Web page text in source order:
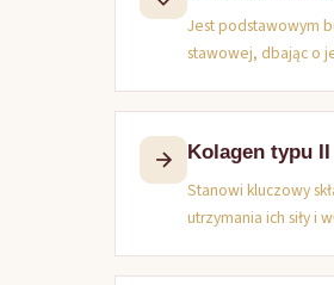
Jest podstawowym
stawowej, dbając o
Kolagen typu II
Stanowi kluczowy
utrzymania ich siły i